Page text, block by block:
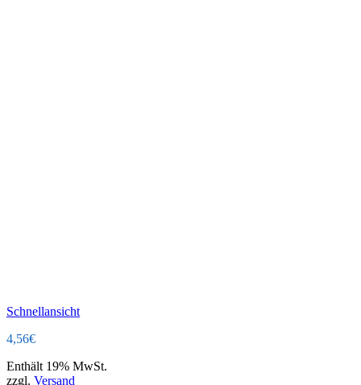
Schnellansicht
4,56€
Enthält 19% MwSt.
zzgl. Versand